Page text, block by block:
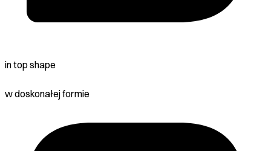
in top shape
w doskonałej formie